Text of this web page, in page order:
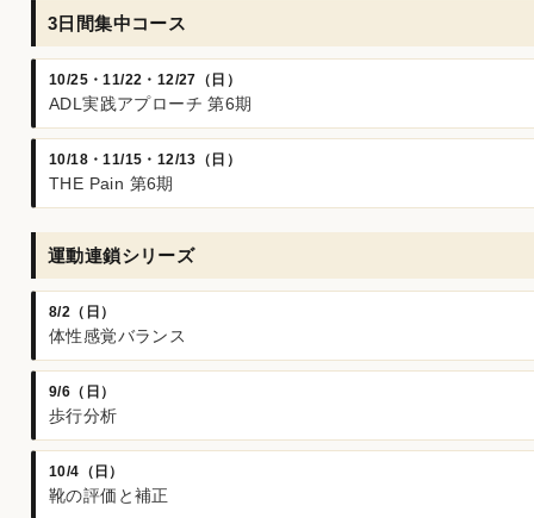
3日間集中コース
10/25・11/22・12/27（日）
ADL実践アプローチ 第6期
10/18・11/15・12/13（日）
THE Pain 第6期
運動連鎖シリーズ
8/2（日）
体性感覚バランス
9/6（日）
歩行分析
10/4（日）
靴の評価と補正